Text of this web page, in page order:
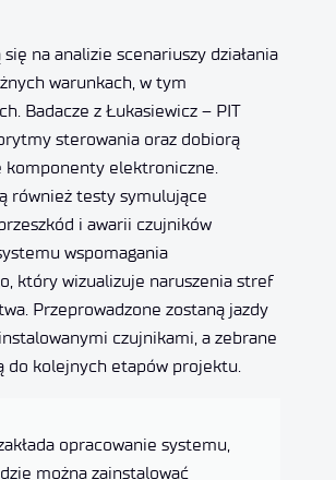
na analizie scenariuszy działania
warunkach, w tym
Badacze z Łukasiewicz – PIT
sterowania oraz dobiorą
komponenty elektroniczne.
również testy symulujące
i awarii czujników
wspomagania
który wizualizuje naruszenia stref
Przeprowadzone zostaną jazdy
czujnikami, a zebrane
do kolejnych etapów projektu.
opracowanie systemu,
można zainstalować